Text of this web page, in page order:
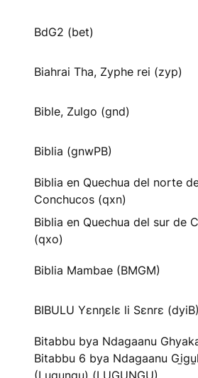
BdG2 (bet)
Biahrai Tha, Zyphe rei (zyp)
Bible, Zulgo (gnd)
Biblia (gnwPB)
Biblia en Quechua del norte
Conchucos (qxn)
Biblia en Quechua del sur de
(qxo)
Biblia Mambae (BMGM)
BIBULU Yɛnŋɛlɛ li Sɛnrɛ (dyiB)
Bitabbu bya Ndagaanu
Bitabbu 6 bya Ndagaanu
(Lugungu) (LUGUNGU)